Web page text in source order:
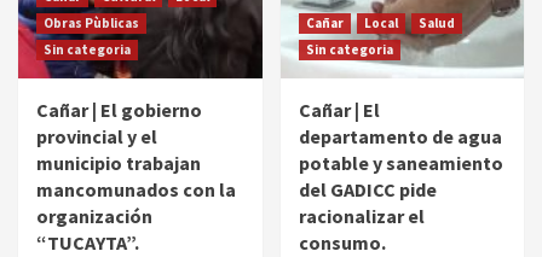
Obras Pùblicas
Sin categoria
Cañar | El gobierno
provincial y el
municipio trabajan
mancomunados con la
organización
“TUCAYTA”.
Cañar Local
Salud
Sin categoria
Cañar | El
departamento de agua
potable y saneamiento
del GADICC pide
racionalizar el
consumo.